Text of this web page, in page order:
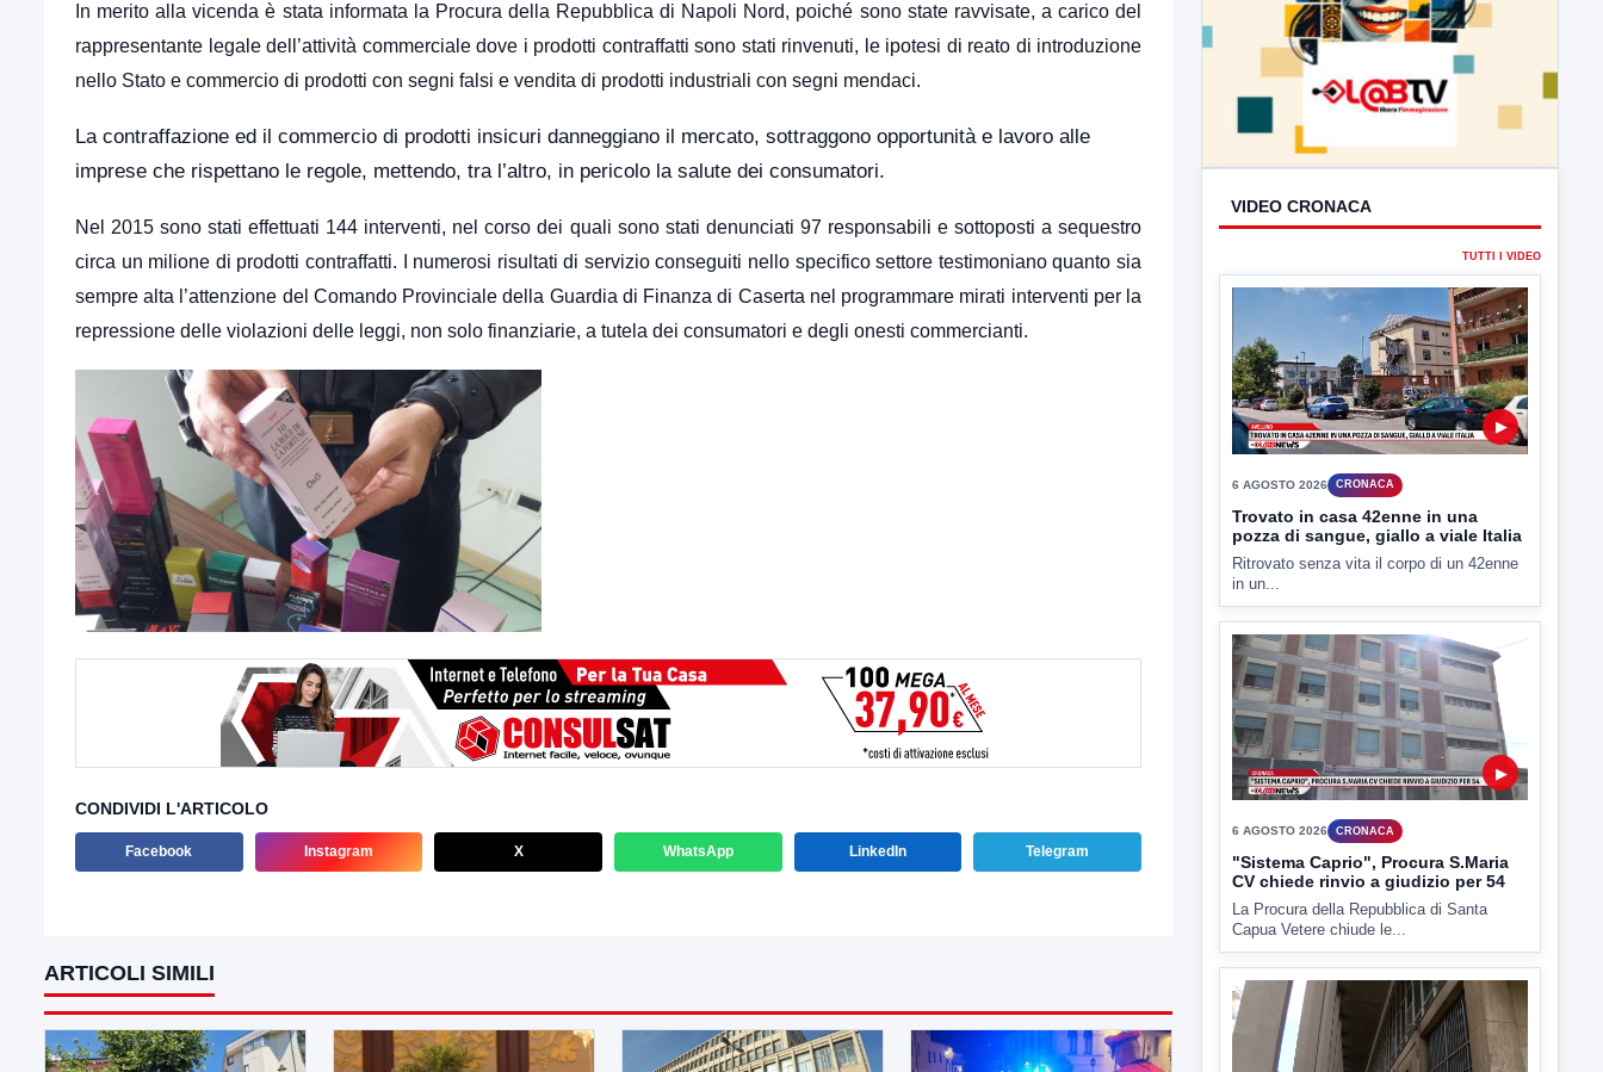
In merito alla vicenda è stata informata la Procura della Repubblica di Napoli Nord, poiché sono state ravvisate, a carico del
rappresentante legale dell’attività commerciale dove i prodotti contraffatti sono stati rinvenuti, le ipotesi di reato di introduzione
nello Stato e commercio di prodotti con segni falsi e vendita di prodotti industriali con segni mendaci.
La contraffazione ed il commercio di prodotti insicuri danneggiano il mercato, sottraggono opportunità e lavoro alle
imprese che rispettano le regole, mettendo, tra l’altro, in pericolo la salute dei consumatori.
Nel 2015 sono stati effettuati 144 interventi, nel corso dei quali sono stati denunciati 97 responsabili e sottoposti a sequestro
circa un milione di prodotti contraffatti. I numerosi risultati di servizio conseguiti nello specifico settore testimoniano quanto sia
sempre alta l’attenzione del Comando Provinciale della Guardia di Finanza di Caserta nel programmare mirati interventi per la
repressione delle violazioni delle leggi, non solo finanziarie, a tutela dei consumatori e degli onesti commercianti.
CONDIVIDI L'ARTICOLO
Facebook Instagram X WhatsApp LinkedIn Telegram
ARTICOLI SIMILI
VIDEO CRONACA
TUTTI I VIDEO
▶
6 AGOSTO 2026 CRONACA
Trovato in casa 42enne in una
pozza di sangue, giallo a viale Italia
Ritrovato senza vita il corpo di un 42enne
in un...
▶
6 AGOSTO 2026
"Sistema Caprio", Procura S.Maria
CV chiede rinvio a giudizio per 54
La Procura della Repubblica di Santa
Capua Vetere chiude le...
▶